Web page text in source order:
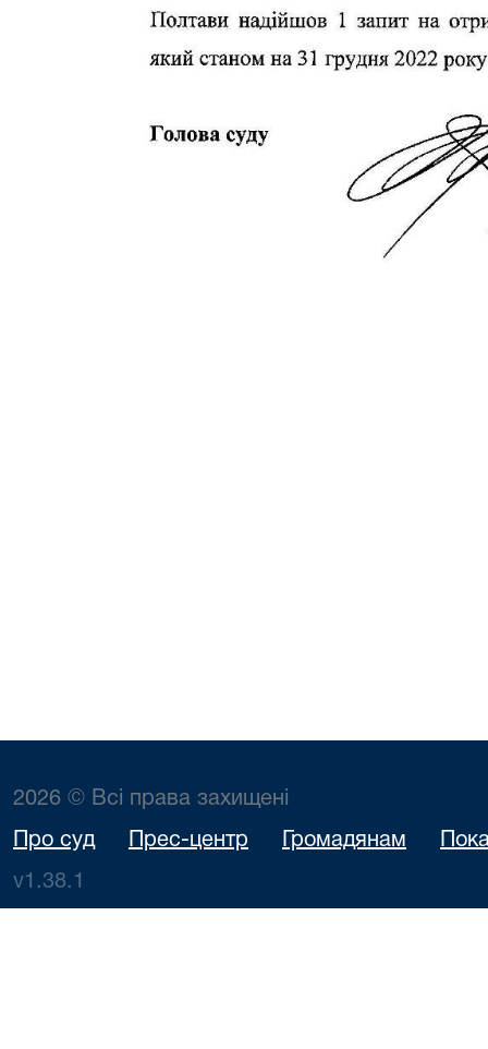
2026 © Всі права захищені
Про суд Прес-центр Громадянам
v1.38.1